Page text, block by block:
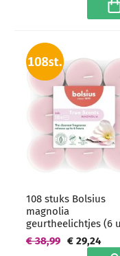
In
108 stuks Bolsius
magnolia
geurtheelichtjes (6
clear cups -
grootverpakking
€ 29,24
€ 38,99